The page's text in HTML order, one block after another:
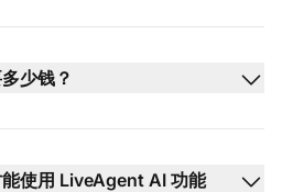
少钱？
使用 LiveAgent AI 功能